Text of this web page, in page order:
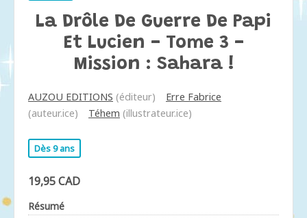
La Drôle De Guerre De Papi
Et Lucien - Tome 3 -
Mission : Sahara !
AUZOU EDITIONS (éditeur)
Erre Fabrice
(auteur.ice)
Téhem (illustrateur.ice)
Dès 9 ans
19,95 CAD
Résumé